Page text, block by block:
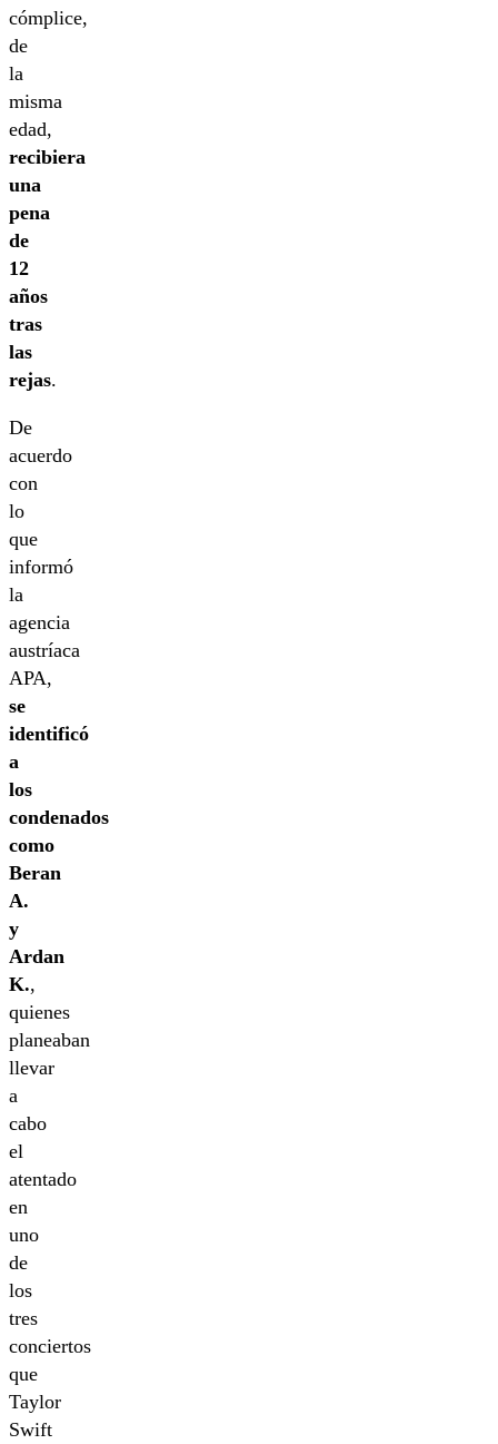
cómplice,
de
la
misma
edad,
recibiera
una
pena
de
12
años
tras
las
rejas.
De
acuerdo
con
lo
que
informó
la
agencia
austríaca
APA,
se
identificó
a
los
condenados
como
Beran
A.
y
Ardan
K.,
quienes
planeaban
llevar
a
cabo
el
atentado
en
uno
de
los
tres
conciertos
que
Taylor
Swift